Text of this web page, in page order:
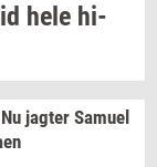
hele hi­
Nu jag­ter Samu­el